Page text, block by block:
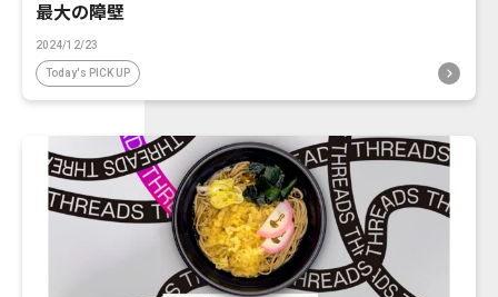
最大の障壁
2024/12/23
Today's PICK UP